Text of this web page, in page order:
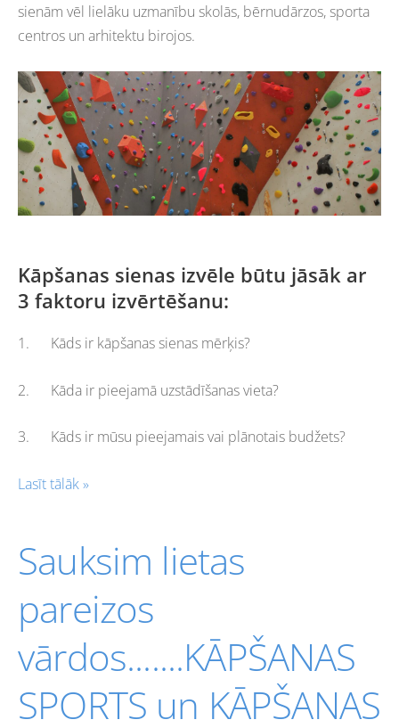
sienām vēl lielāku uzmanību skolās, bērnudārzos, sporta
centros un arhitektu birojos.
Kāpšanas sienas izvēle būtu jāsāk ar
3 faktoru izvērtēšanu:
1. Kāds ir kāpšanas sienas mērķis?
2. Kāda ir pieejamā uzstādīšanas vieta?
3. Kāds ir mūsu pieejamais vai plānotais budžets?
Lasīt tālāk »
Sauksim lietas
pareizos
vārdos.......KĀPŠANAS
SPORTS un KĀPŠANAS